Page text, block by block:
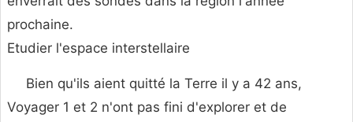
prochaine.
Etudier l'espace interstellaire
Bien qu'ils aient quitté la Terre il y a 42 ans,
Voyager 1 et 2 n'ont pas fini d'explorer et de